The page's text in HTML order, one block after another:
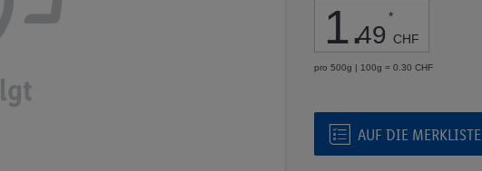
1.49
*
CHF
pro 500g | 100g = 0.30 CHF
AUF DIE MERKLISTE